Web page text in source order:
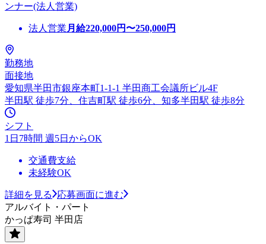
ンナー(法人営業)
法人営業 月給220,000円〜250,000円
勤務地
面接地
愛知県半田市銀座本町1-1-1 半田商工会議所ビル4F
半田駅 徒歩7分、住吉町駅 徒歩6分、知多半田駅 徒歩8分
シフト
1日7時間 週5日からOK
交通費支給
未経験OK
詳細を見る
応募画面に進む
アルバイト・パート
かっぱ寿司 半田店